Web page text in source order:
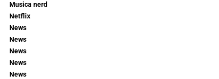
Musica nerd
Netflix
News
News
News
News
News